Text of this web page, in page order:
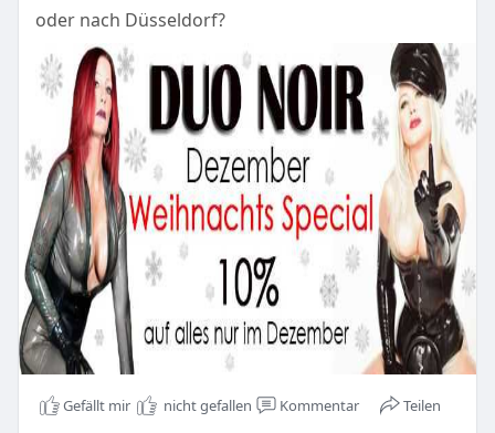
oder nach Düsseldorf?
Gefällt mir nicht gefallen Kommentar Teilen